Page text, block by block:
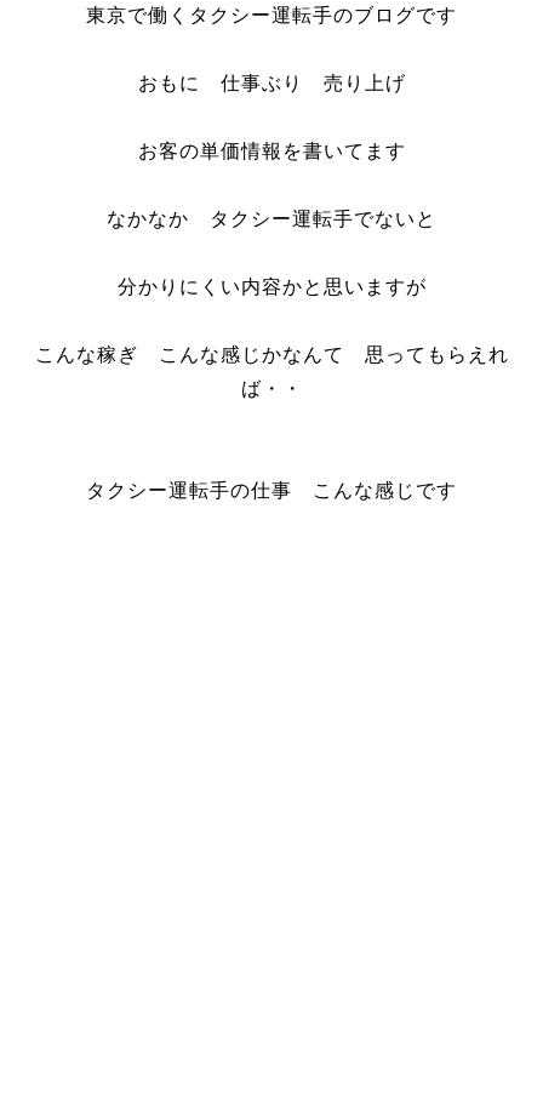
東京で働くタクシー運転手のブログです
おもに 仕事ぶり 売り上げ
お客の単価情報を書いてます
なかなか タクシー運転手でないと
分かりにくい内容かと思いますが
こんな稼ぎ こんな感じかなんて 思ってもらえれ
ば・・
タクシー運転手の仕事 こんな感じです